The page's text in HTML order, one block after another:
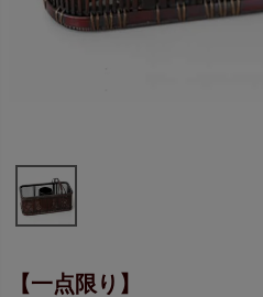
【一点限り】